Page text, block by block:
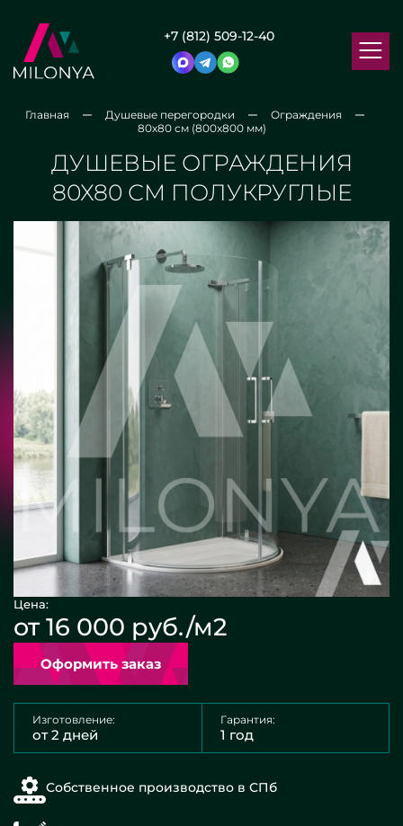
+7 (812) 509-12-40
Главная Душевые перегородки
Ограждения
80х80 см (800x800 мм)
ДУШЕВЫЕ ОГРАЖДЕНИЯ
80Х80 СМ ПОЛУКРУГЛЫЕ
Цена:
от 16 000 руб./м2
Оформить заказ
Изготовление:
от 2 дней
Гарантия:
1 год
Собственное производство в СПб